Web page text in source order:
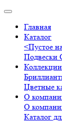
Главная
Каталог
<Пустое
Подвески
Коллекции
Цветные
О
О
Каталог